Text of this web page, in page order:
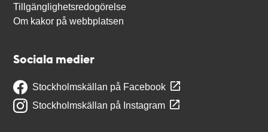
Tillgänglighetsredogörelse
Om kakor på webbplatsen
Sociala medier
Stockholmskällan på Facebook
Stockholmskällan på Instagram